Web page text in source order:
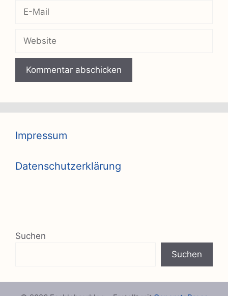
Website
Impressum
Datenschutzerklärung
Suchen
Suchen